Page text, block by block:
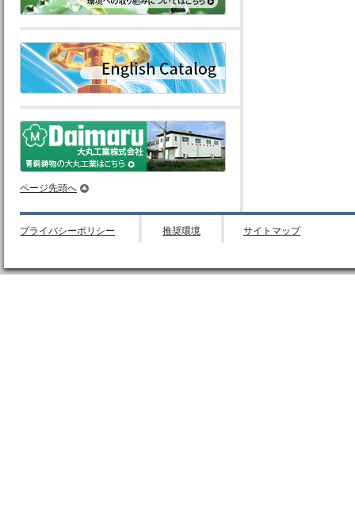
English Catalog
大丸工業株式会社
ページ先頭へ
プライバシーポリシー 推奨環境 サイトマップ